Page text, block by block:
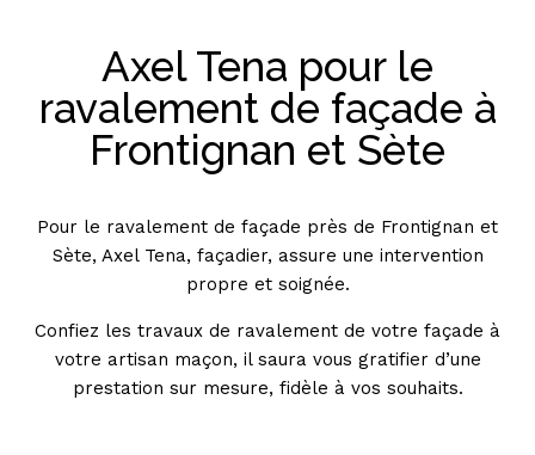
Axel Tena pour le
ravalement de façade à
Frontignan et Sète
Pour le ravalement de façade près de Frontignan et
Sète, Axel Tena, façadier, assure une intervention
propre et soignée.
Confiez les travaux de ravalement de votre façade à
votre artisan maçon, il saura vous gratifier d’une
prestation sur mesure, fidèle à vos souhaits.